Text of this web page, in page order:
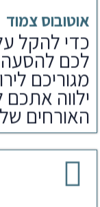
אוטובוס צמוד
כדי להקל
לכם להסעה
מגוריכם
ילווה אתכם
האורחים